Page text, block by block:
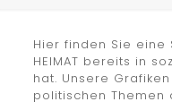
Hier finden Sie eine
HEIMAT bereits in
hat. Unsere
politischen